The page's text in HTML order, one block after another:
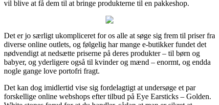
vil blive at få dem til at bringe produkterne til en pakkeshop.
Det er jo særligt ukompliceret for os alle at søge sig frem til priser fra
diverse online outlets, og følgelig har mange e-butikker fundet det
nødvendigt at nedsætte priserne på deres produkter – til børn og
babyer, og yderligere også til kvinder og mænd – enormt, og endda
nogle gange love portofri fragt.
Det kan dog imidlertid vise sig fordelagtigt at undersøge et par
forskellige online webshops efter tilbud på Eye Earsticks – Golden.